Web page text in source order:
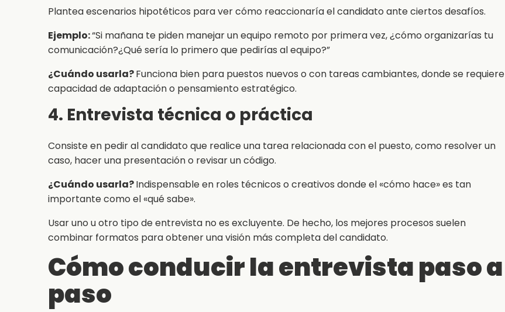
Plantea escenarios hipotéticos para ver cómo reaccionaría el candidato ante ciertos desafíos.
Ejemplo:“Si mañana te piden manejar un equipo remoto por primera vez, ¿cómo organizarías tu
comunicación?¿Qué sería lo primero que pedirías al equipo?”
¿Cuándo usarla?Funciona bien para puestos nuevos o con tareas cambiantes, donde se requiere
capacidad de adaptación o pensamiento estratégico.
4. Entrevista técnica o práctica
Consiste en pedir al candidato que realice una tarea relacionada con el puesto, como resolver un
caso, hacer una presentación o revisar un código.
¿Cuándo usarla?Indispensable en roles técnicos o creativos donde el «cómo hace» es tan
importante como el «qué sabe».
Usar uno u otro tipo de entrevista no es excluyente. De hecho, los mejores procesos suelen
combinar formatos para obtener una visión más completa del candidato.
Cómo conducir la entrevista paso a
paso